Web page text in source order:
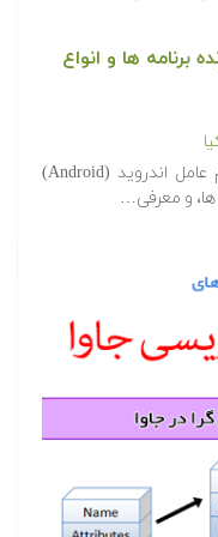
برنامه ها و انواع
به طور ویژه، پس از معرفی سیستم عامل اندروید (Android)
ها، و معرفی…